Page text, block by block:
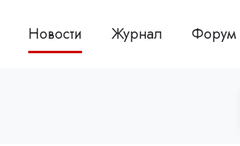
Новости Журнал Форум